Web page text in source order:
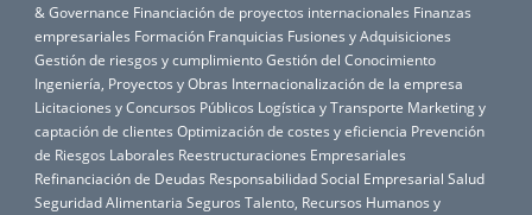
& Governance Financiación de proyectos internacionales Finanzas
empresariales Formación Franquicias Fusiones y Adquisiciones
Gestión de riesgos y cumplimientoGestión del Conocimiento
Ingeniería, Proyectos y Obras Internacionalización de la empresa
Licitaciones y Concursos Públicos Logística y Transporte Marketing y
captación de clientes Optimización de costes y eficiencia Prevención
de Riesgos Laborales Reestructuraciones Empresariales
Refinanciación de Deudas Responsabilidad Social Empresarial Salud
Seguridad Alimentaria Seguros Talento, Recursos Humanos y